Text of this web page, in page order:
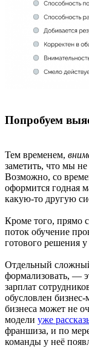
Попробуем
Тем временем,
заметить, что мы
Возможно, со
оформится годная
какую-то другую
Кроме того, прямо
поток обучение
готового решения
Отдельный
формализовать, —
зарплат
обусловлен
бизнеса может не
модели уже
франшиза, и по
команды у неё